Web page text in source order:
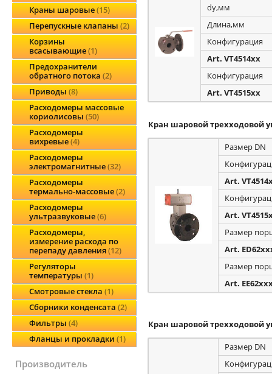
Краны шаровые 15
Перепускные клапаны 2
Корзины
всасывающие 1
Предохранители
обратного потока 2
Приводы 8
Расходомеры массовые
кориолисовы 50
Расходомеры
вихревые 4
Расходомеры
электромагнитные 32
Расходомеры
термально-массовые 2
Расходомеры
ультразвуковые 6
Расходомеры,
измерение расхода по
перепаду давления 12
Регуляторы
температуры 1
Смотровые стекла 1
Сборники конденсата 2
Фильтры 4
Фланцы и прокладки 1
производитель
dу,мм
Длина,мм
Конфигурация
Art. VT4514xx
Конфигурация
Art. VT4515xx
Кран шаровой трехходовой
Размер DN
Art.
Art.
Размер
Art.
Размер
Art.
Кран шаровой трехходовой
Размер DN